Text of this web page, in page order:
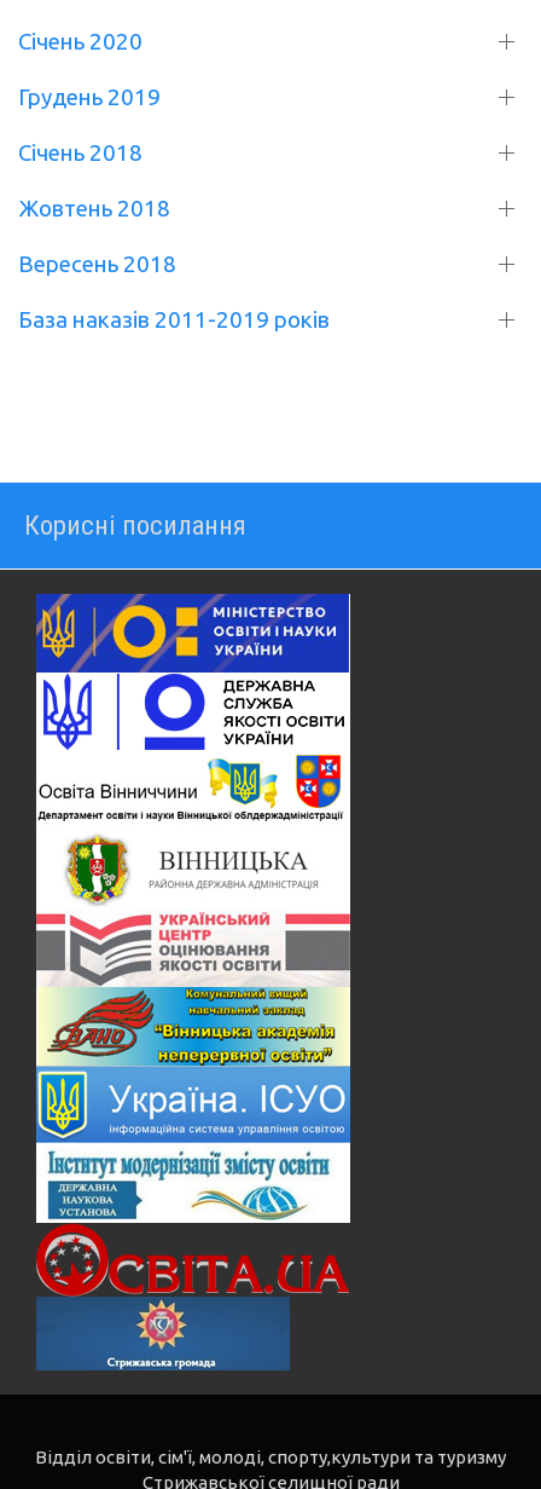
Січень 2020
Грудень 2019
Січень 2018
Жовтень 2018
Вересень 2018
База наказів 2011-2019 років
Корисні посилання
Відділ освіти, сім'ї, молоді, спорту,культури та туризму
Стрижавської селищної ради